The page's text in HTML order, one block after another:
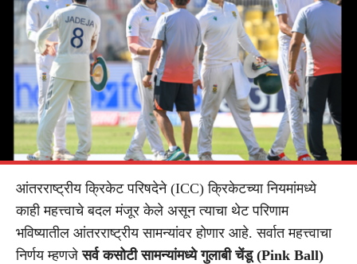
आंतरराष्ट्रीय क्रिकेट परिषदेने (ICC) क्रिकेटच्या नियमांमध्ये
काही महत्त्वाचे बदल मंजूर केले असून त्याचा थेट परिणाम
भविष्यातील आंतरराष्ट्रीय सामन्यांवर होणार आहे. सर्वात महत्त्वाचा
निर्णय म्हणजेसर्व कसोटी सामन्यांमध्ये गुलाबी चेंडू (Pink Ball)